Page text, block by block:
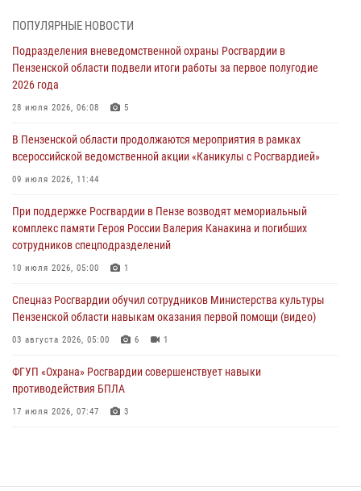
Сотрудники пензенского ОМОН «Страж» познакомили участников
05 августа 2026, 06:15
В Пензе сотрудники Росгвардии оказали помощь
дезориентированному пенсионеру
В Пензе при силовой поддержке Росгвардии пресечена
деятельность ОПГ, маскировавшейся под реабилитационный центр
04 августа 2026, 07:05
В Управлении Росгвардии по Пензенской области подвели итоги
работы за первое полугодие 2026 года
ПОПУЛЯРНЫЕ НОВОСТИ
Подразделения вневедомственной охраны Росгвардии в
Пензенской области подвели итоги работы за первое полугодие
2026 года
28 июля 2026, 06:08 5
В Пензенской области продолжаются мероприятия в рамках
всероссийской ведомственной акции «Каникулы с Росгвардией»
09 июля 2026, 11:44
При поддержке Росгвардии в Пензе возводят мемориальный
комплекс памяти Героя России Валерия Канакина и погибших
сотрудников спецподразделений
10 июля 2026, 05:00 1
Спецназ Росгвардии обучил сотрудников Министерства культуры
Пензенской области навыкам оказания первой помощи (видео)
03 августа 2026, 05:00 6 1
ФГУП «Охрана» Росгвардии совершенствует навыки
противодействия БПЛА
17 июля 2026, 07:47 3